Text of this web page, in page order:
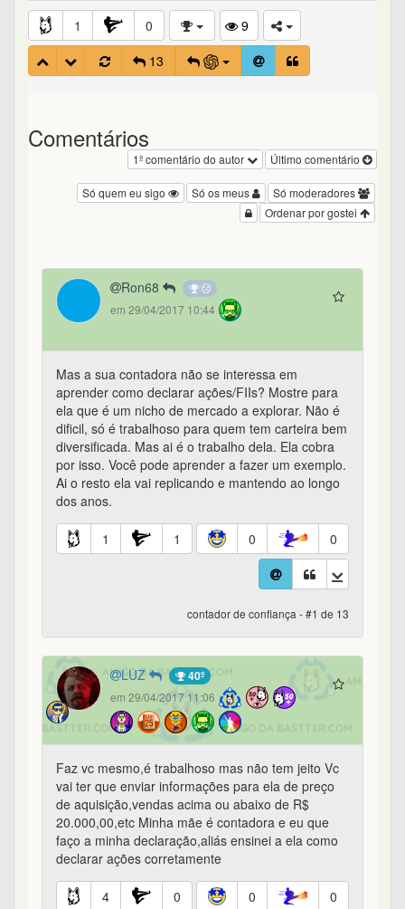
1 0
9
13
Comentários
Último comentário
1º comentário do autor
Só moderadores
Só os meus
Só quem eu sigo
Ordenar por gostei
Ron68
em 29/04/2017 10:44
Mas a sua contadora não se interessa em
aprender como declarar ações/FIIs? Mostre para
ela que é um nicho de mercado a explorar. Não é
dificil, só é trabalhoso para quem tem carteira bem
diversificada. Mas ai é o trabalho dela. Ela cobra
por isso. Você pode aprender a fazer um exemplo.
Ai o resto ela vai replicando e mantendo ao longo
dos anos.
1 1 0 0
contador de confiança - #1 de 13
LUZ 40º
em 29/04/2017 11:06
Faz vc mesmo,é trabalhoso mas não tem jeito Vc
vai ter que enviar informações para ela de preço
de aquisição,vendas acima ou abaixo de R$
20.000,00,etc Minha mãe é contadora e eu que
faço a minha declaração,aliás ensinei a ela como
declarar ações corretamente
4 0 0 0